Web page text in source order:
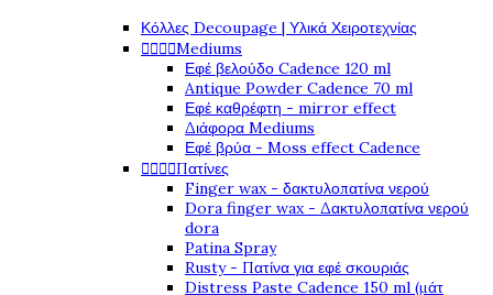
Κόλλες Decoupage | Υλικά Χειροτεχνίας
Mediums
Εφέ βελούδο Cadence 120 ml
Antique Powder Cadence 70 ml
Εφέ καθρέφτη - mirror effect
Διάφορα Mediums
Εφέ βρύα - Moss effect Cadence
Πατίνες
Finger wax - δακτυλοπατίνα νερού
Dora finger wax - Δακτυλοπατίνα νερού
dora
Patina Spray
Rusty - Πατίνα για εφέ σκουριάς
Distress Paste Cadence 150 ml (μάτ